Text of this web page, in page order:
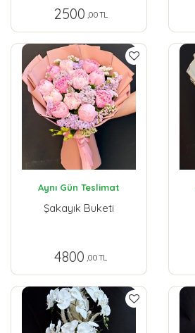
2500 ,00 TL
Aynı Gün Teslimat
Şakayık Buketi
4800 ,00 TL